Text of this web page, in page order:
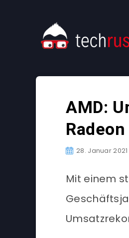
AMD:
28. Januar 2021
Mit einem